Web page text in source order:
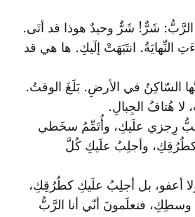
شَرٌّ! شَرٌّ وحيدٌ هوذا قد أتَى.
النِّهايَةُ. انتَبَهَتْ إلَيكِ. ها هي قد
السّاكِنُ في الأرضِ. بَلَغَ الوقتُ.
هُتافُ الجِبالِ.
رِجزي علَيكِ، وأُتَمِّمُ سخَطي
وأجلِبُ علَيكِ كُلَّ
أعفو، بل أجلِبُ علَيكِ كطُرُقِكِ،
فتعلَمونَ أنّي أنا الرَّبُّ